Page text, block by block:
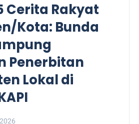
II IKAPI
Cerita Rakyat
Kota: Bunda
Penerbitan
Lokal di